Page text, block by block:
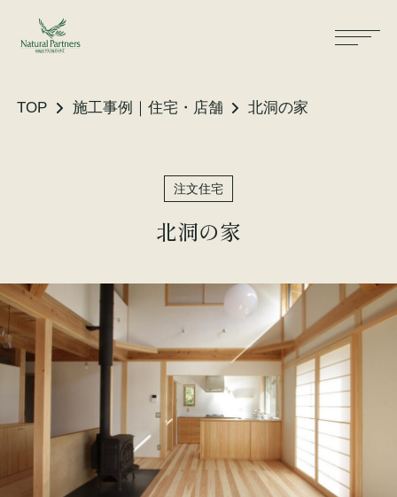
TOP 施工事例｜住宅・店舗 北洞の家
注文住宅
北洞の家
性能・素材
リノベーション
保証・保険